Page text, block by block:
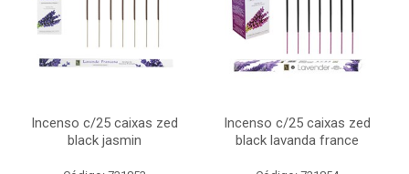
Incenso c/25 caixas zed
black jasmin
Incenso c/25 caixas zed
black lavanda france